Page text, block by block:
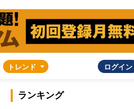
トレンド ログイン
ランキング